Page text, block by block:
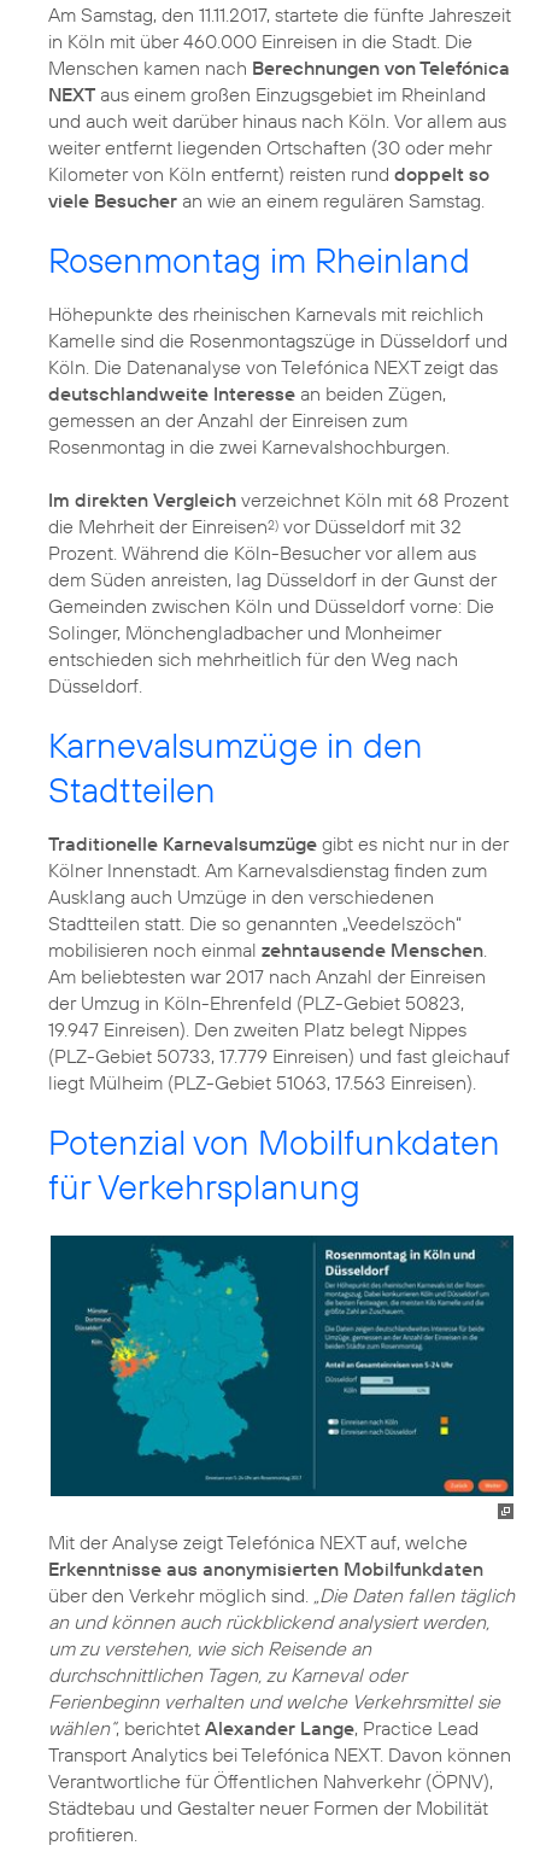
Am Samstag, den 11.11.2017, startete die fünfte Jahreszeit
in Köln mit über 460.000 Einreisen in die Stadt. Die
Menschen kamen nach Berechnungen von Telefónica
NEXT aus einem großen Einzugsgebiet im Rheinland
und auch weit darüber hinaus nach Köln. Vor allem aus
weiter entfernt liegenden Ortschaften (30 oder mehr
Kilometer von Köln entfernt) reisten rund doppelt so
viele Besucher an wie an einem regulären Samstag.
Rosenmontag im Rheinland
Höhepunkte des rheinischen Karnevals mit reichlich
Kamelle sind die Rosenmontagszüge in Düsseldorf und
Köln. Die Datenanalyse von Telefónica NEXT zeigt das
deutschlandweite Interesse an beiden Zügen,
gemessen an der Anzahl der Einreisen zum
Rosenmontag in die zwei Karnevalshochburgen.
Im direkten Vergleich verzeichnet Köln mit 68 Prozent
die Mehrheit der Einreisen2) vor Düsseldorf mit 32
Prozent. Während die Köln-Besucher vor allem aus
dem Süden anreisten, lag Düsseldorf in der Gunst der
Gemeinden zwischen Köln und Düsseldorf vorne: Die
Solinger, Mönchengladbacher und Monheimer
entschieden sich mehrheitlich für den Weg nach
Düsseldorf.
Karnevalsumzüge in den
Stadtteilen
Traditionelle Karnevalsumzüge gibt es nicht nur in der
Kölner Innenstadt. Am Karnevalsdienstag finden zum
Ausklang auch Umzüge in den verschiedenen
Stadtteilen statt. Die so genannten „Veedelszöch“
mobilisieren noch einmal zehntausende Menschen
Am beliebtesten war 2017 nach Anzahl der Einreisen
der Umzug in Köln-Ehrenfeld (PLZ-Gebiet 50823,
19.947 Einreisen). Den zweiten Platz belegt Nippes
(PLZ-Gebiet 50733, 17.779 Einreisen) und fast gleichauf
liegt Mülheim (PLZ-Gebiet 51063, 17.563 Einreisen).
Potenzial von Mobilfunkdaten
für Verkehrsplanung
Mit der Analyse zeigt Telefónica NEXT auf, welche
Erkenntnisse aus anonymisierten Mobilfunkdaten
über den Verkehr möglich sind. „Die Daten fallen täglich
an und können auch rückblickend analysiert werden,
um zu verstehen, wie sich Reisende an
durchschnittlichen Tagen, zu Karneval oder
Ferienbeginn verhalten und welche Verkehrsmittel sie
wählen“, berichtet Alexander Lange, Practice Lead
Transport Analytics bei Telefónica NEXT. Davon können
Verantwortliche für Öffentlichen Nahverkehr (ÖPNV),
Städtebau und Gestalter neuer Formen der Mobilität
profitieren.